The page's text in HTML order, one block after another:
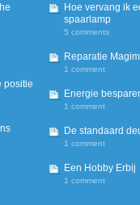
positie
Hoe vervang ik
spaarlamp
5 comments
Reparatie
1 comment
Energie
1 comment
De standaard
1 comment
Een Hobby Erbij
1 comment